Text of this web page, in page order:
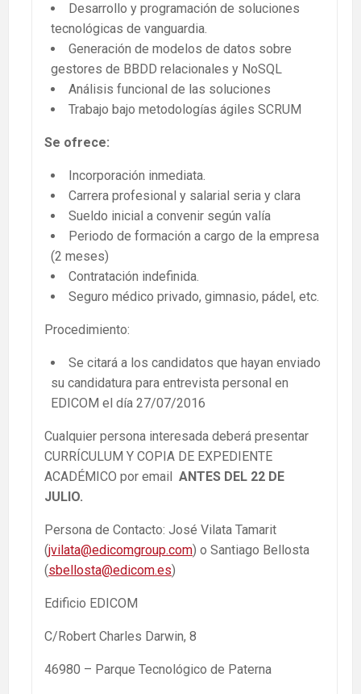
Desarrollo y programación de soluciones
tecnológicas de vanguardia.
Generación de modelos de datos sobre
gestores de BBDD relacionales y NoSQL
Análisis funcional de las soluciones
Trabajo bajo metodologías ágiles SCRUM
Se ofrece:
Incorporación inmediata.
Carrera profesional y salarial seria y clara
Sueldo inicial a convenir según valía
Periodo de formación a cargo de la empresa
(2 meses)
Contratación indefinida.
Seguro médico privado, gimnasio, pádel, etc.
Procedimiento:
Se citará a los candidatos que hayan enviado
su candidatura para entrevista personal en
EDICOM el día 27/07/2016
Cualquier persona interesada deberá presentar
CURRÍCULUM Y COPIA DE EXPEDIENTE
ACADÉMICO por email ANTES DEL 22 DE
JULIO.
Persona de Contacto: José Vilata Tamarit
(jvilata@edicomgroup.com) o Santiago Bellosta
(sbellosta@edicom.es)
Edificio EDICOM
C/Robert Charles Darwin, 8
46980 – Parque Tecnológico de Paterna